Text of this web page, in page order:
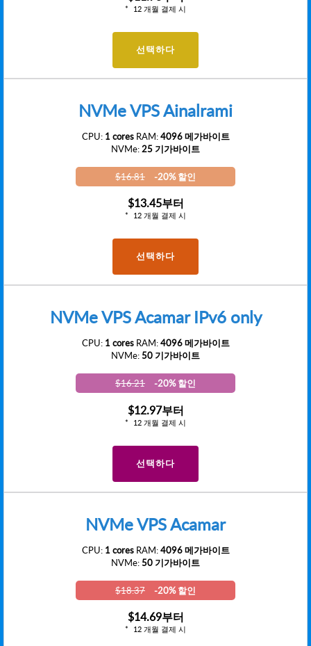
12 개월 결제 시
선택하다
NVMe VPS Ainalrami
CPU: 1 coresRAM:4096 메가바이트
NVMe:25 기가바이트
$16.81 -20% 할인
$13.45부터
12 개월 결제 시
선택하다
NVMe VPS Acamar IPv6 only
CPU: 1 coresRAM:4096 메가바이트
NVMe:50 기가바이트
$16.21 -20% 할인
$12.97부터
12 개월 결제 시
선택하다
NVMe VPS Acamar
CPU: 1 coresRAM:4096 메가바이트
NVMe:50 기가바이트
$18.37 -20% 할인
$14.69부터
12 개월 결제 시